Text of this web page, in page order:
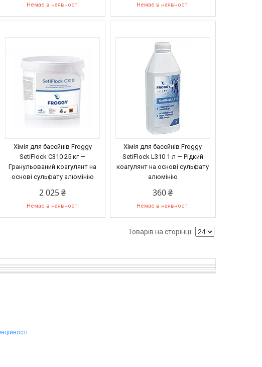
Немає в наявності Немає в наявності
Хімія для басейнів Froggy
SetiFlock C310 25 кг —
Гранульований коагулянт на
основі сульфату алюмінію
2 025 ₴
Немає в наявності
Хімія для басейнів Froggy
SetiFlock L310 1 л — Рідкий
коагулянт на основі сульфату
алюмінію
360 ₴
Немає в наявності